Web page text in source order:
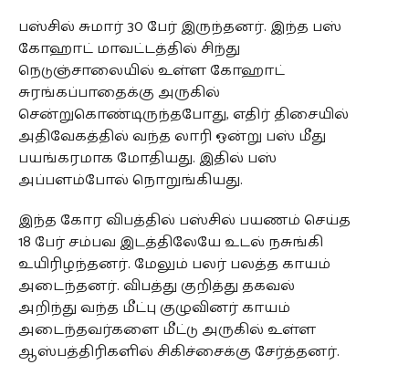
பஸ்சில் சுமார் 30 பேர் இருந்தனர். இந்த பஸ்
கோஹாட் மாவட்டத்தில் சிந்து
நெடுஞ்சாலையில் உள்ள கோஹாட்
சுரங்கப்பாதைக்கு அருகில்
சென்றுகொண்டிருந்தபோது, எதிர் திசையில்
அதிவேகத்தில் வந்த லாரி ஒன்று பஸ் மீது
பயங்கரமாக மோதியது. இதில் பஸ்
அப்பளம்போல் நொறுங்கியது.
இந்த கோர விபத்தில் பஸ்சில் பயணம் செய்த
18 பேர் சம்பவ இடத்திலேயே உடல் நசுங்கி
உயிரிழந்தனர். மேலும் பலர் பலத்த காயம்
அடைந்தனர். விபத்து குறித்து தகவல்
அறிந்து வந்த மீட்பு குழுவினர் காயம்
அடைந்தவர்களை மீட்டு அருகில் உள்ள
ஆஸ்பத்திரிகளில் சிகிச்சைக்கு சேர்த்தனர்.